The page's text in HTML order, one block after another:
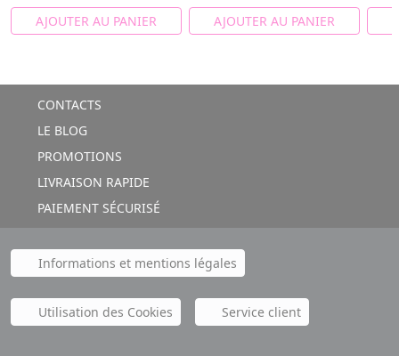
AJOUTER AU PANIER AJOUTER AU PANIER
CONTACTS
LE BLOG
PROMOTIONS
LIVRAISON RAPIDE
PAIEMENT SÉCURISÉ
Informations et mentions légales
Utilisation des Cookies Service client